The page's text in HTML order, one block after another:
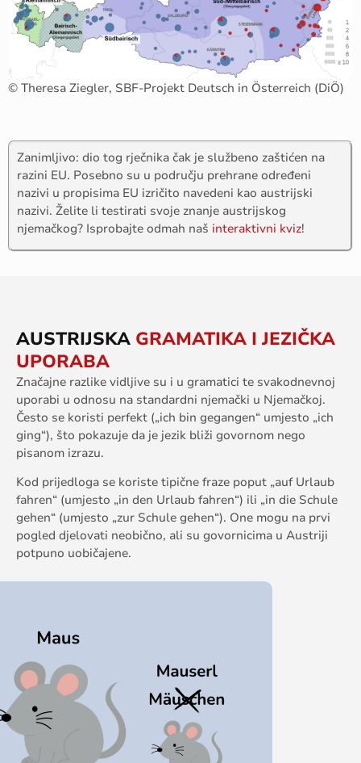
© Theresa Ziegler, SBF-Projekt Deutsch in Österreich (DiÖ)
Zanimljivo: dio tog rječnika čak je službeno zaštićen na
razini EU. Posebno su u području prehrane određeni
nazivi u propisima EU izričito navedeni kao austrijski
nazivi. Želite li testirati svoje znanje austrijskog
njemačkog? Isprobajte odmah naš interaktivni kviz!
AUSTRIJSKA GRAMATIKA I JEZIČKA
UPORABA
Značajne razlike vidljive su i u gramatici te svakodnevnoj
uporabi u odnosu na standardni njemački u Njemačkoj.
Često se koristi perfekt („ich bin gegangen“ umjesto „ich
ging“), što pokazuje da je jezik bliži govornom nego
pisanom izrazu.
Kod prijedloga se koriste tipične fraze poput „auf Urlaub
fahren“ (umjesto „in den Urlaub fahren“) ili „in die Schule
gehen“ (umjesto „zur Schule gehen“). One mogu na prvi
pogled djelovati neobično, ali su govornicima u Austriji
potpuno uobičajene.